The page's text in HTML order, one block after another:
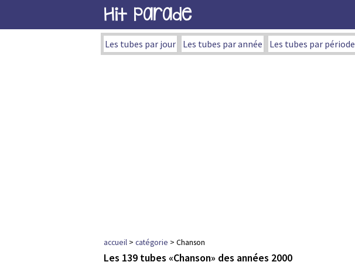
Hit Parade
Les tubes par jour Les tubes par année Les tubes par période
accueil > catégorie > Chanson
Les 139 tubes «Chanson» des années 2000